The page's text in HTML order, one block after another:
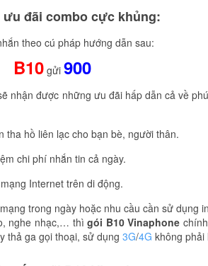
đãi combo cực khủng:
theo cú pháp hướng dẫn sau:
B10 gửi 900
nhận được những ưu đãi hấp dẫn cả về
tha hồ liên lạc cho bạn bè, người thân.
chi phí nhắn tin cả ngày.
Internet trên di động.
trong ngày hoặc nhu cầu cần sử dụng
nghe nhạc,… thìgói B10 Vinaphone
thả ga gọi thoại, sử dụng 3G/4G không phải